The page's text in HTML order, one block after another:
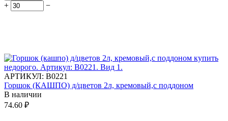
+ −
АРТИКУЛ: В0221
Горшок (КАШПО) д/цветов 2л, кремовый,с поддоном
В наличии
74.60 ₽